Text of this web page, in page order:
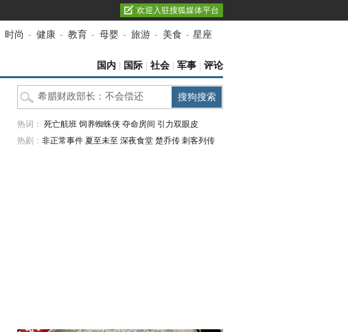
欢迎入驻搜狐媒体平台
时尚 - 健康 - 教育 - 母婴 - 旅游 - 美食 - 星座
国内 国际 社会 军事 评论
热词： 死亡航班 饲养蜘蛛侠 夺命房间 引力双眼皮
热剧： 非正常事件 夏至未至 深夜食堂 楚乔传 刺客列传